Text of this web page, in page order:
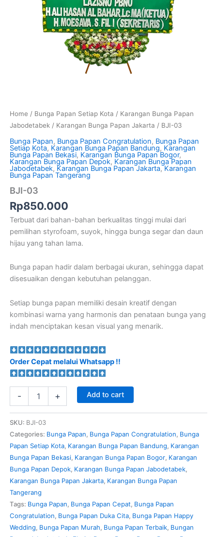
Home / Bunga Papan Setiap Kota / Karangan Bunga Papan
Jabodetabek / Karangan Bunga Papan Jakarta / BJI-03
Bunga Papan, Bunga Papan Congratulation, Bunga Papan
Setiap Kota, Karangan Bunga Papan Bandung, Karangan
Bunga Papan Bekasi, Karangan Bunga Papan Bogor,
Karangan Bunga Papan Depok, Karangan Bunga Papan
Jabodetabek, Karangan Bunga Papan Jakarta,Karangan
Bunga Papan Tangerang
BJI-03
Rp850.000
Terbuat dari bahan-bahan berkualitas tinggi mulai dari
pemilihan styrofoam, suyok, hingga bunga segar dan daun
hijau yang tahan lama.
Bunga papan hadir dalam berbagai ukuran, sehingga dapat
disesuaikan dengan kebutuhan pelanggan.
Setiap bunga papan memiliki desain kreatif dengan
kombinasi warna yang harmonis dan penataan bunga yang
indah menciptakan kesan visual yang menarik.
Order Cepat melalui Whatsapp !!
- + Add to cart
SKU: BJI-03
Categories: Bunga Papan, Bunga Papan Congratulation, Bunga
Papan Setiap Kota, Karangan Bunga Papan Bandung, Karangan
Bunga Papan Bekasi, Karangan Bunga Papan Bogor, Karangan
Bunga Papan Depok, Karangan Bunga Papan Jabodetabek,
Karangan Bunga Papan Jakarta, Karangan Bunga Papan
Tangerang
Tags: Bunga Papan, Bunga Papan Cepat, Bunga Papan
Congratulation, Bunga Papan Duka Cita, Bunga Papan Happy
Wedding, Bunga Papan Murah, Bunga Papan Terbaik, Bungan